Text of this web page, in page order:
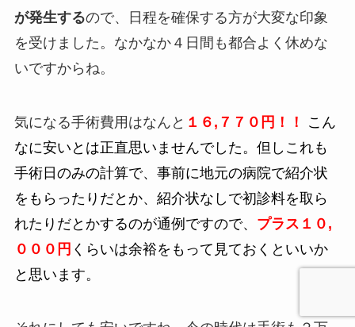
が発生するので、日程を確保する方が大変な印象
を受けました。なかなか４日間も都合よく休めな
いですからね。
気になる手術費用はなんと １６,７７０円！！
こん
なに安いとは正直思いませんでした。但しこれも
手術日のみの計算で、事前に地元の病院で紹介状
をもらったりだとか、紹介状なしで初診料を取ら
れたりだとかするのが通例ですので、 プラス１０,
０００円 くらいは余裕をもって見ておくといいか
と思います。